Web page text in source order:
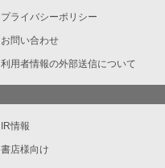
プライバシーポリシー
お問い合わせ
利用者情報の外部送信について
IR情報
書店様向け